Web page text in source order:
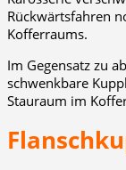
Rückwärtsfahren
Kofferraums.
Im Gegensatz zu
schwenkbare
Stauraum im